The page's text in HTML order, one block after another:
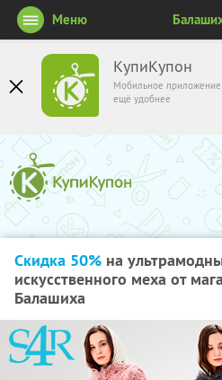
КупиКупон
Мобильное приложение
ещё удобнее
Меню
Скидка 50% на
искусственного меха от
Балашиха